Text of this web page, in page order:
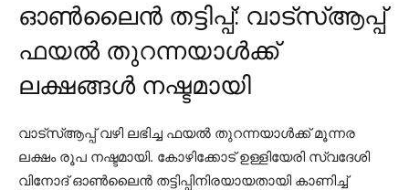
ഓൺലൈൻ തട്ടിപ്പ്: വാട്‌സ്ആപ്പ്
ഫയൽ തുറന്നയാൾക്ക്
ലക്ഷങ്ങൾ നഷ്ടമായി
വാട്‌സ്ആപ്പ് വഴി ലഭിച്ച ഫയല്‍ തുറന്നയാള്‍ക്ക് മൂന്നര
ലക്ഷം രൂപ നഷ്ടമായി. കോഴിക്കോട് ഉള്ളിയേരി സ്വദേശി
വിനോദ് ഓണ്‍ലൈന്‍ തട്ടിപ്പിനിരയായതായി കാണിച്ച്